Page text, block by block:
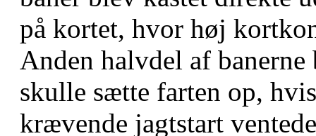
på kortet, hvor høj
Anden halvdel af
skulle sætte farten op,
krævende jagtstart